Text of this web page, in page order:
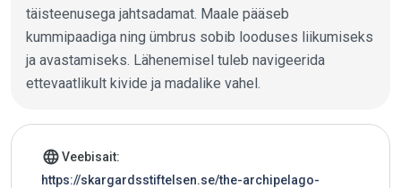
täisteenusega jahtsadamat. Maale pääseb
kummipaadiga ning ümbrus sobib looduses liikumiseks
ja avastamiseks. Lähenemisel tuleb navigeerida
ettevaatlikult kivide ja madalike vahel.
Jahtsadama andmed
languageVeebisait:
https://skargardsstiftelsen.se/the-archipelago-